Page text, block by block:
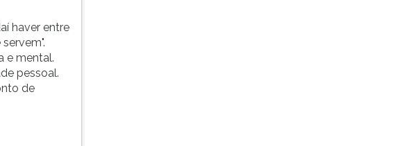
haver entre
e mental.
pessoal.
de